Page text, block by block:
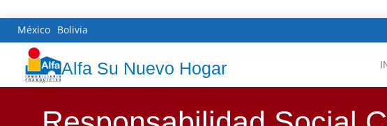
México Bolivia
Alfa Su Nuevo Hogar